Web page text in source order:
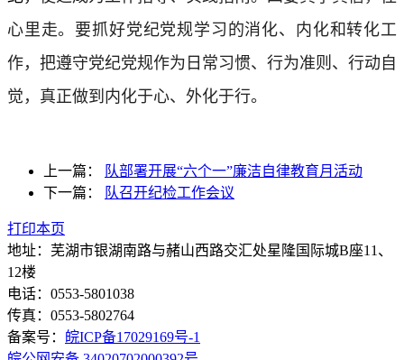
心里走。要抓好党纪党规学习的消化、内化和转化工
作，把遵守党纪党规作为日常习惯、行为准则、行动自
觉，真正做到内化于心、外化于行。
上一篇：
队部署开展“六个一”廉洁自律教育月活动
下一篇：
队召开纪检工作会议
打印本页
地址：芜湖市银湖南路与赭山西路交汇处星隆国际城B座11、
12楼
电话：0553-5801038
传真：0553-5802764
备案号： 皖ICP备17029169号-1